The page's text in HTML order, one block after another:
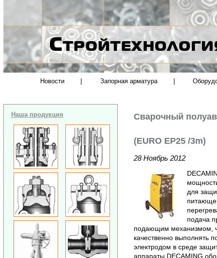
Новости Запорная арматура
Наша продукция Сварочный
(EURO EP25 /3m)
28 Ноябрь 2012
для
подача
подающим механизмом,
качественно выполнять
электродом в среде
аппараты DECAMING